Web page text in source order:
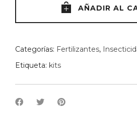
AÑADIR AL
Categorías: Fertilizantes,
Etiqueta: kits